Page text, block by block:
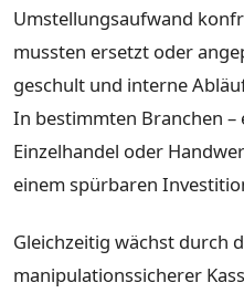
Umstellungsaufwand
mussten ersetzt oder
geschult und interne
In bestimmten Branchen –
Einzelhandel oder
einem spürbaren
Gleichzeitig wächst durch
manipulationssicherer